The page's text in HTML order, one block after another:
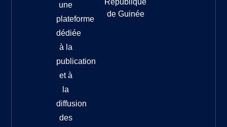
une
plateforme
dédiée
à la
publication
et à
la
diffusion
des
République
de Guinée